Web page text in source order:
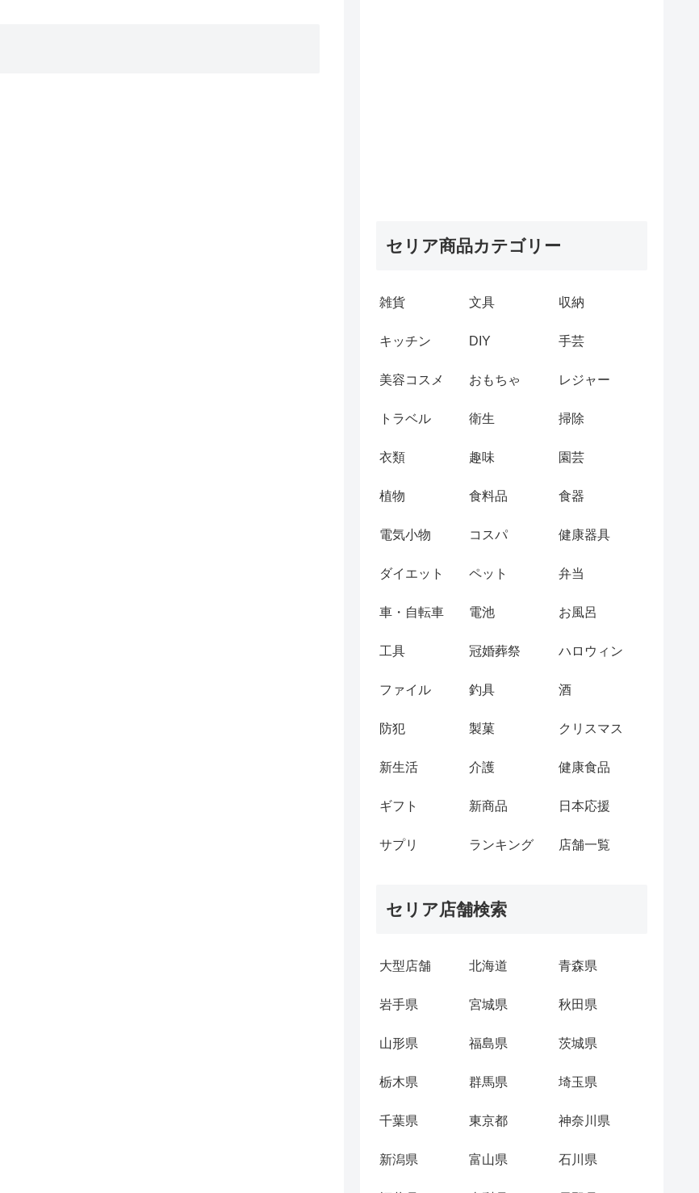
セリア商品カテゴリー
雑貨 文具 収納
キッチン DIY 手芸
美容コスメ おもちゃ レジャー
トラベル 衛生 掃除
衣類 趣味 園芸
植物 食料品 食器
電気小物 コスパ 健康器具
ダイエット ペット 弁当
車・自転車 電池 お風呂
工具 冠婚葬祭 ハロウィン
ファイル 釣具 酒
防犯 製菓 クリスマス
新生活 介護 健康食品
ギフト 新商品 日本応援
サプリ ランキング 店舗一覧
セリア店舗検索
大型店舗 北海道 青森県
岩手県 宮城県 秋田県
山形県 福島県 茨城県
栃木県 群馬県 埼玉県
千葉県 東京都 神奈川県
新潟県 富山県 石川県